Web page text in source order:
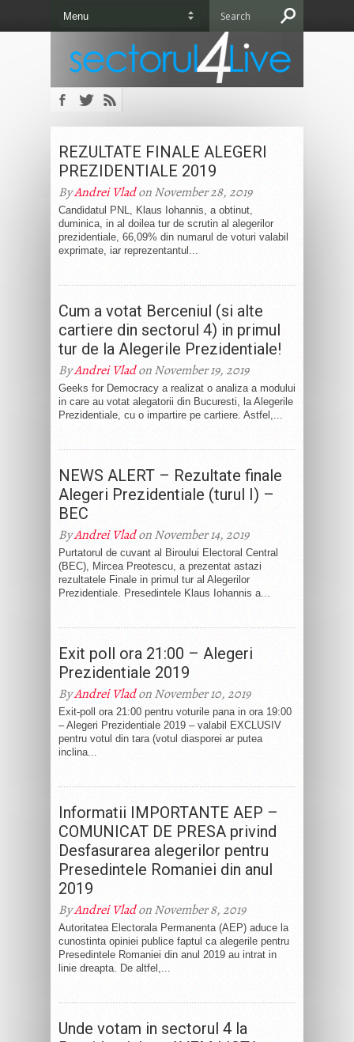
REZULTATE FINALE ALEGERI
PREZIDENTIALE 2019
ByAndrei Vladon November 28, 2019
Candidatul PNL, Klaus Iohannis, a obtinut,
duminica, in al doilea tur de scrutin al alegerilor
prezidentiale, 66,09% din numarul de voturi valabil
exprimate, iar reprezentantul...
Cum a votat Berceniul (si alte
cartiere din sectorul 4) in primul
tur de la Alegerile Prezidentiale!
ByAndrei Vladon November 19, 2019
Geeks for Democracy a realizat o analiza a modului
in care au votat alegatorii din Bucuresti, la Alegerile
Prezidentiale, cu o impartire pe cartiere. Astfel,...
NEWS ALERT – Rezultate finale
Alegeri Prezidentiale (turul I) –
BEC
ByAndrei Vladon November 14, 2019
Purtatorul de cuvant al Biroului Electoral Central
(BEC), Mircea Preotescu, a prezentat astazi
rezultatele Finale in primul tur al Alegerilor
Prezidentiale. Presedintele Klaus Iohannis a...
Exit poll ora 21:00 – Alegeri
Prezidentiale 2019
ByAndrei Vladon November 10, 2019
Exit-poll ora 21:00 pentru voturile pana in ora 19:00
– Alegeri Prezidentiale 2019 – valabil EXCLUSIV
pentru votul din tara (votul diasporei ar putea
inclina...
Informatii IMPORTANTE AEP –
COMUNICAT DE PRESA privind
Desfasurarea alegerilor pentru
Presedintele Romaniei din anul
2019
ByAndrei Vladon November 8, 2019
Autoritatea Electorala Permanenta (AEP) aduce la
cunostinta opiniei publice faptul ca alegerile pentru
Presedintele Romaniei din anul 2019 au intrat in
linie dreapta. De altfel,...
Unde votam in sectorul 4 la